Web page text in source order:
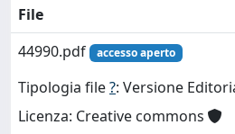
File
44990.pdf
accesso aperto
Tipologia file?: Versione
Licenza: Creative commons